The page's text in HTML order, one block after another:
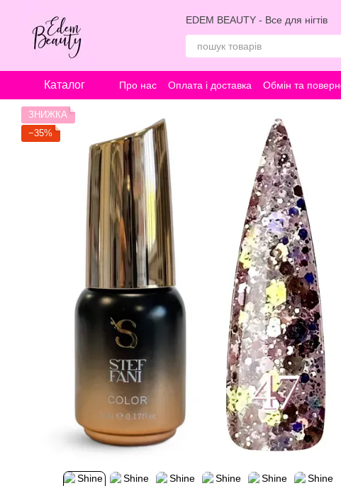
EDEM BEAUTY - Все для нігтів
Каталог Про нас Оплата і доставка Обмін та
ЗНИЖКА
−35%